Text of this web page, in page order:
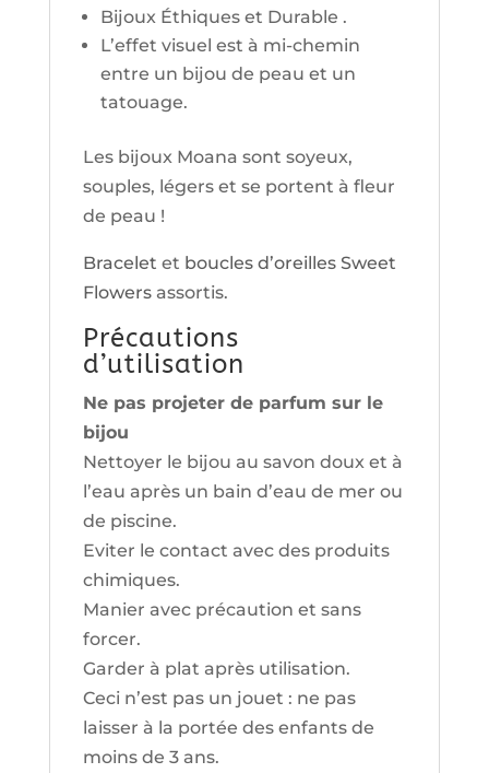
Bijoux Éthiques et Durable .
L’effet visuel est à mi-chemin
entre un bijou de peau et un
tatouage.
Les bijoux Moana sont soyeux,
souples, légers et se portent à fleur
de peau !
Bracelet et boucles d’oreilles Sweet
Flowersassortis.
Précautions
d’utilisation
Ne pas projeter de parfum sur le
bijou
Nettoyer le bijou au savon doux et à
l’eau après un bain d’eau de mer ou
de piscine.
Eviter le contact avec des produits
chimiques.
Manier avec précaution et sans
forcer.
Garder à plat après utilisation.
Ceci n’est pas un jouet : ne pas
laisser à la portée des enfants de
moins de 3 ans.